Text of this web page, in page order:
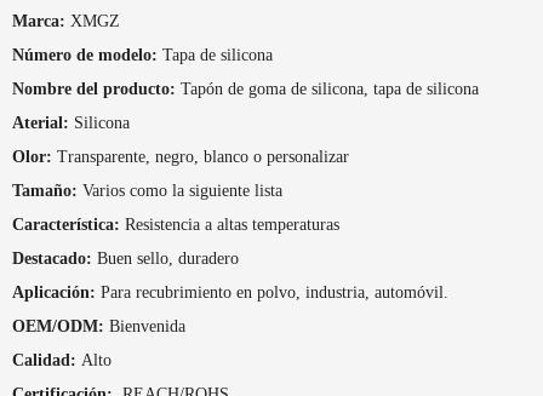
Marca: XMGZ
Número de modelo: Tapa de silicona
Nombre del producto: Tapón de goma de silicona, tapa de silicona
Aterial: Silicona
Olor: Transparente, negro, blanco o personalizar
Tamaño: Varios como la siguiente lista
Característica: Resistencia a altas temperaturas
Destacado: Buen sello, duradero
Aplicación: Para recubrimiento en polvo, industria, automóvil.
OEM/ODM: Bienvenida
Calidad: Alto